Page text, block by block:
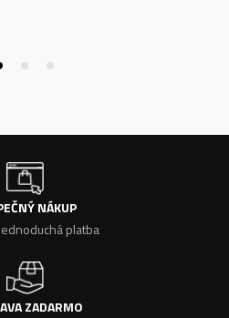
NÁKUP
platba
ZADARMO